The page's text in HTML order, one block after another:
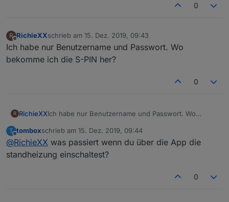
0
R
Offline
RichieXXschrieb am 15. Dez. 2019, 09:43
zuletzt editiert von
Ich habe nur Benutzername und Passwort. Wo
bekomme ich die S-PIN her?
0
R RichieXXIch habe nur Benutzername und Passwort. Wo
T
Offline
tomboxschrieb am 15. Dez. 2019, 09:44
zuletzt editiert von
@RichieXX was passiert wenn du über die App die
standheizung einschaltest?
0